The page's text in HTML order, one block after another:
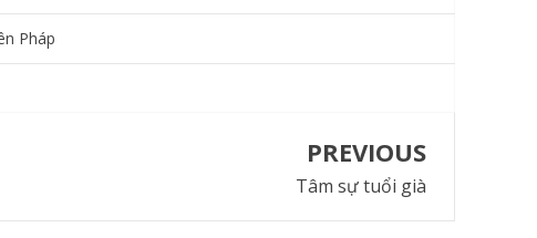
Pháp
PREVIOUS
Tâm sự tuổi già